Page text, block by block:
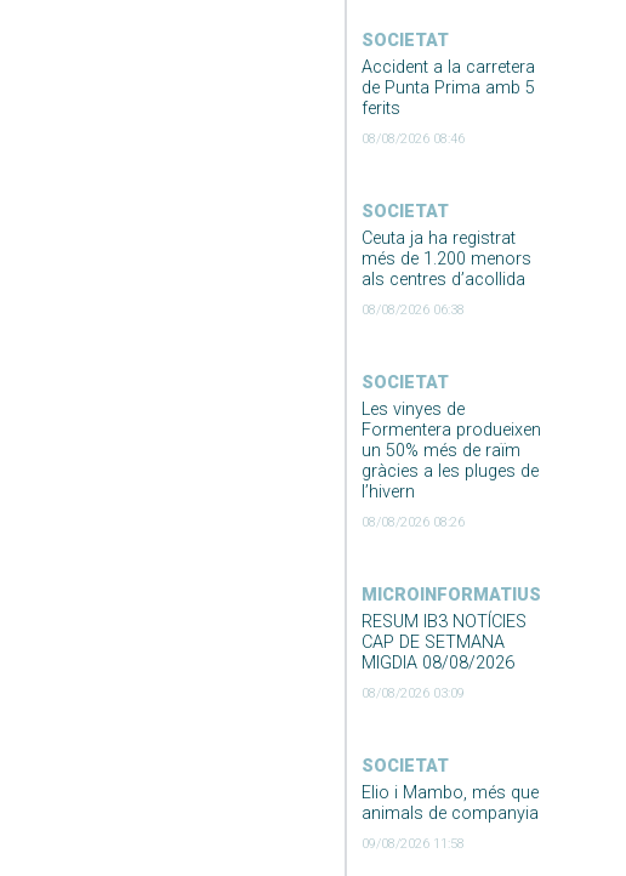
SOCIETAT
Accident a la carretera
de Punta Prima amb 5
ferits
08/08/2026 08:46
SOCIETAT
Ceuta ja ha registrat
més de 1.200 menors
als centres d’acollida
08/08/2026 06:38
SOCIETAT
Les vinyes de
Formentera produeixen
un 50% més de raïm
gràcies a les pluges de
l’hivern
08/08/2026 08:26
MICROINFORMATIUS
RESUM IB3 NOTÍCIES
CAP DE SETMANA
MIGDIA 08/08/2026
08/08/2026 03:09
SOCIETAT
Elio i Mambo, més que
animals de companyia
09/08/2026 11:58